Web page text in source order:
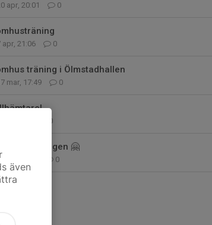
apr, 20:01 0
apr, 21:06 0
träning i Ölmstadhallen
mar, 17:49 0
0
för säsongen 🤗
sep 2025 0
även